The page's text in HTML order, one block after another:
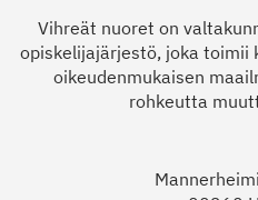
Vihreät nuoret on
opiskelijajärjestö, joka toimii
oikeudenmukaisen
rohkeutta